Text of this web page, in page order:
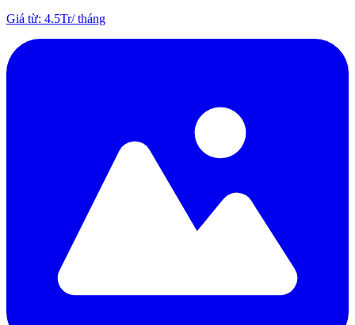
Giá từ: 4.5Tr/tháng